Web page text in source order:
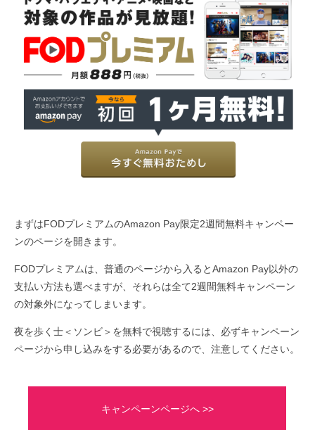
まずはFODプレミアムのAmazon Pay限定2週間無料キャンペー
ンのページを開きます。
FODプレミアムは、普通のページから入るとAmazon Pay以外の
支払い方法も選べますが、それらは全て2週間無料キャンペーン
の対象外になってしまいます。
夜を歩く士＜ソンビ＞を無料で視聴するには、必ずキャンペーン
ページから申し込みをする必要があるので、注意してください。
キャンペーンページへ >>